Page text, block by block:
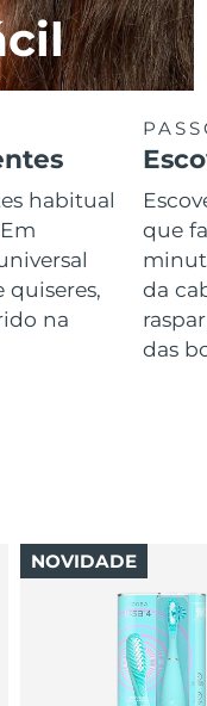
habitual
quiseres,
na
que
da
das
NOVIDADE